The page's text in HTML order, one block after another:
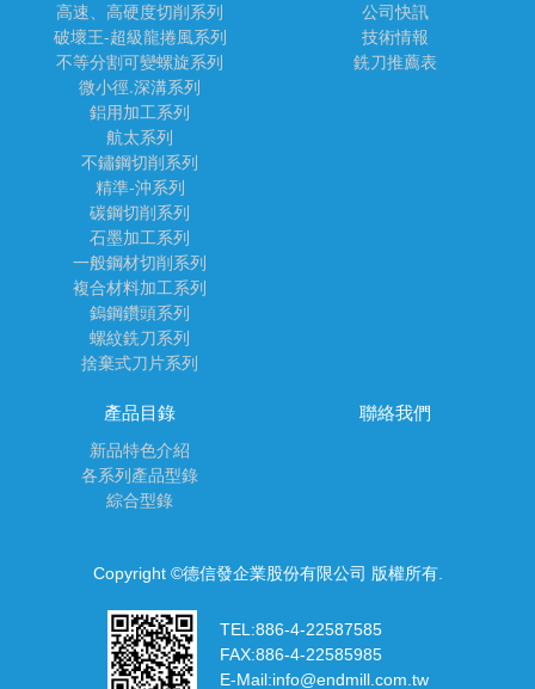
高速、高硬度切削系列
破壞王-超級龍捲風系列
不等分割可變螺旋系列
微小徑.深溝系列
鋁用加工系列
航太系列
不鏽鋼切削系列
精準-沖系列
碳鋼切削系列
石墨加工系列
一般鋼材切削系列
複合材料加工系列
鎢鋼鑽頭系列
螺紋銑刀系列
捨棄式刀片系列
公司快訊
技術情報
銑刀推薦表
產品目錄
新品特色介紹
各系列產品型錄
綜合型錄
聯絡我們
Copyright ©德信發企業股份有限公司 版權所有.
TEL:886-4-22587585
FAX:886-4-22585985
E-Mail:info@endmill.com.tw